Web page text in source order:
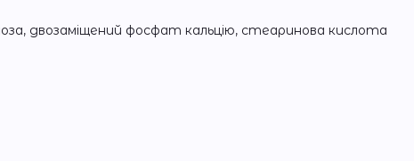
двозаміщений фосфат кальцію, стеаринова кислота